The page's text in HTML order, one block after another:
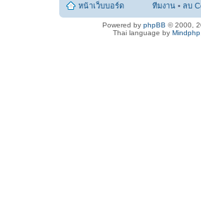
หน้าเว็บบอร์ด ทีมงาน • ลบ
Powered by phpBB © 2000,
Thai language by